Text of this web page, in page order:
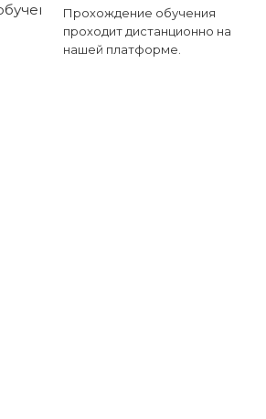
Прохождение обучения
проходит дистанционно на
нашей платформе.